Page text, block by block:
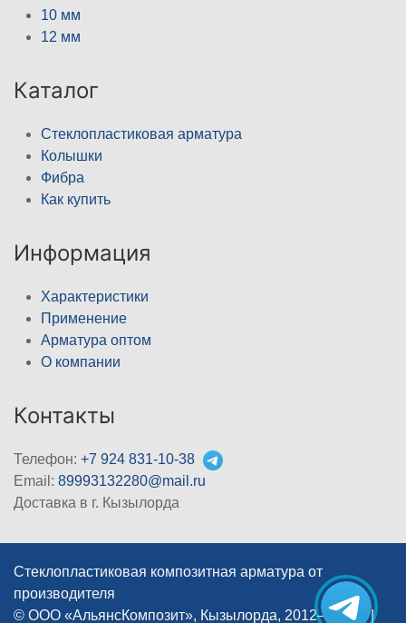
10 мм
12 мм
Каталог
Стеклопластиковая арматура
Колышки
Фибра
Как купить
Информация
Характеристики
Применение
Арматура оптом
О компании
Контакты
Телефон: +7 924 831-10-38
Email: 89993132280@mail.ru
Доставка в г. Кызылорда
Стеклопластиковая композитная арматура от
производителя
© ООО «АльянсКомпозит», Кызылорда, 2012–2026
|